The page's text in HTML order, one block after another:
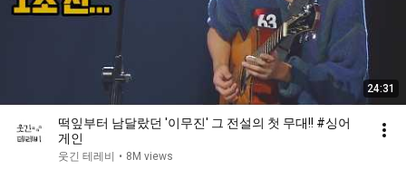
24:31
떡잎부터 남달랐던 '이무진' 그 전설의 첫 무대!! #싱어
게인
웃긴 테레비 • 8M views